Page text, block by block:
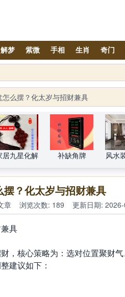
解梦 紫微 手相 生肖 奇门
么摆？化太岁与招财兼具
居九星化解 补缺角牌 风水
？化太岁与招财兼具
章 浏览次数: 189 更新日期:
具
核心策略为：选对位置聚财气
建议如下：